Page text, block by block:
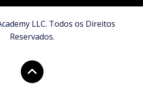
LLC. Todos os Direitos
Reservados.